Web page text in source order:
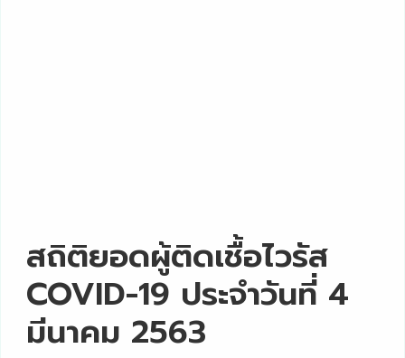
สถิติยอดผู้ติดเชื้อไวรัส
COVID-19 ประจำวันที่ 4
มีนาคม 2563